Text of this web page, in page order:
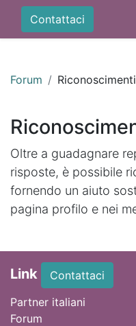
Contattaci
Forum Riconoscimenti
Oltre a guadagnare
risposte, è possibile
fornendo un aiuto
pagina profilo e nei
Link
Contattaci
Partner italiani
Forum